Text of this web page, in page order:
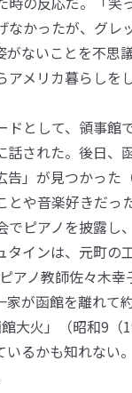
かったが、グレ
ないことを不思
メリカ暮らしを
として、領事館
された。後日、
」が見つかった
とや音楽好きだ
ピアノを披露し
タインは、元町
アノ教師佐々木
が函館を離れて
大火」（昭和9
るかも知れない